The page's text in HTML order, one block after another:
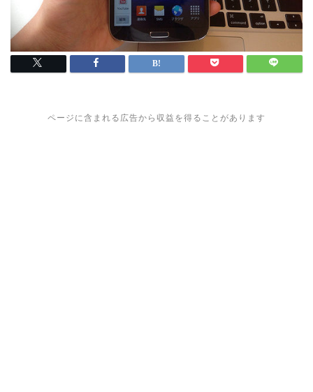
ページに含まれる広告から収益を得ることがあります